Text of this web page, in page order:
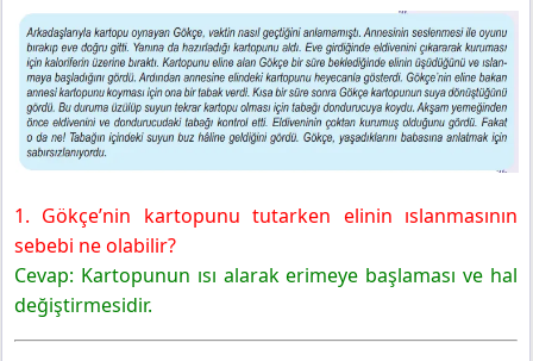
1. Gökçe’nin kartopunu tutarken elinin ıslanmasının
sebebi ne olabilir?
Cevap: Kartopunun ısı alarak erimeye başlaması ve hal
değiştirmesidir.